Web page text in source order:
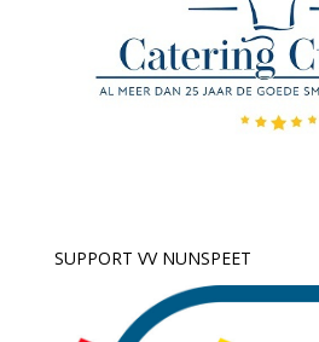
SUPPORT VV NUNSPEET